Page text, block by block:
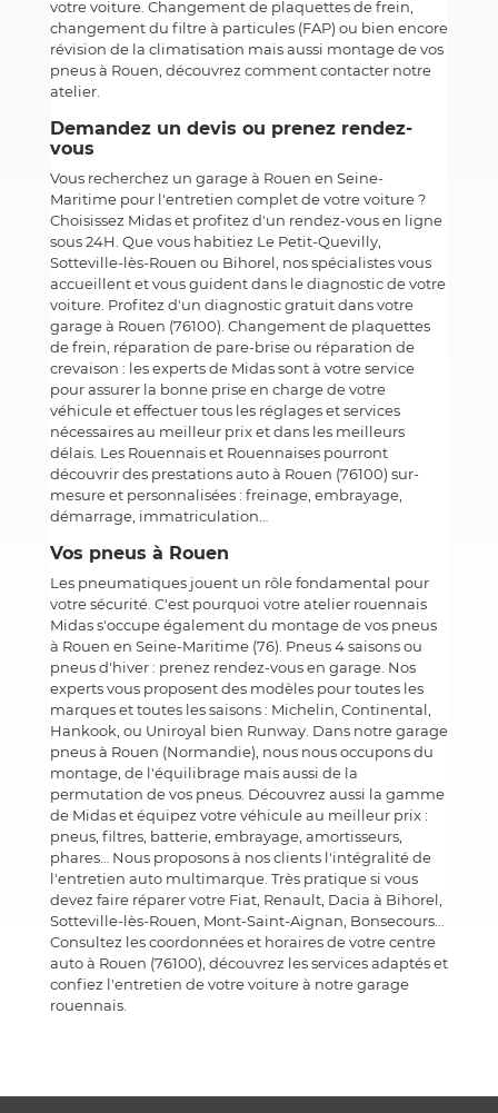
votre voiture. Changement de plaquettes de frein,
changement du filtre à particules (FAP) ou bien encore
révision de la climatisation mais aussi montage de vos
pneus à Rouen, découvrez comment contacter notre
atelier.
Demandez un devis ou prenez rendez-
vous
Vous recherchez un garage à Rouen en Seine-
Maritime pour l'entretien complet de votre voiture ?
Choisissez Midas et profitez d'un rendez-vous en ligne
sous 24H. Que vous habitiez Le Petit-Quevilly,
Sotteville-lès-Rouen ou Bihorel, nos spécialistes vous
accueillent et vous guident dans le diagnostic de votre
voiture. Profitez d'un diagnostic gratuit dans votre
garage à Rouen (76100). Changement de plaquettes
de frein, réparation de pare-brise ou réparation de
crevaison : les experts de Midas sont à votre service
pour assurer la bonne prise en charge de votre
véhicule et effectuer tous les réglages et services
nécessaires au meilleur prix et dans les meilleurs
délais. Les Rouennais et Rouennaises pourront
découvrir des prestations auto à Rouen (76100) sur-
mesure et personnalisées : freinage, embrayage,
démarrage, immatriculation…
Vos pneus à Rouen
Les pneumatiques jouent un rôle fondamental pour
votre sécurité. C'est pourquoi votre atelier rouennais
Midas s'occupe également du montage de vos pneus
à Rouen en Seine-Maritime (76). Pneus 4 saisons ou
pneus d'hiver : prenez rendez-vous en garage. Nos
experts vous proposent des modèles pour toutes les
marques et toutes les saisons : Michelin, Continental,
Hankook, ou Uniroyal bien Runway. Dans notre garage
pneus à Rouen (Normandie), nous nous occupons du
montage, de l'équilibrage mais aussi de la
permutation de vos pneus. Découvrez aussi la gamme
de Midas et équipez votre véhicule au meilleur prix :
pneus, filtres, batterie, embrayage, amortisseurs,
phares… Nous proposons à nos clients l'intégralité de
l'entretien auto multimarque. Très pratique si vous
devez faire réparer votre Fiat, Renault, Dacia à Bihorel,
Sotteville-lès-Rouen, Mont-Saint-Aignan, Bonsecours...
Consultez les coordonnées et horaires de votre centre
auto à Rouen (76100), découvrez les services adaptés et
confiez l'entretien de votre voiture à notre garage
rouennais.